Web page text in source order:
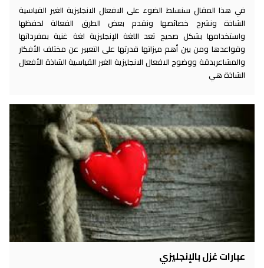
في هذا المقال سنسلط الضوء على الافعال الانجليزية الغير القياسية
الشاذة ونشرح خصائصها ونقدم بعض الطرق الفعالة لحفظها
واستخدامها بشكل صحيح تعد اللغة الإنجليزية لغة غنية بمفرداتها
وقواعدها ومن بين أهم ميزاتها قدرتها على التعبير عن مختلف الأفكار
والمشاعربدقة ووضوح الافعال الانجليزية الغير القياسية الشاذة الأفعال
الشاذة هي
عبارات غزل بالإنجليزي